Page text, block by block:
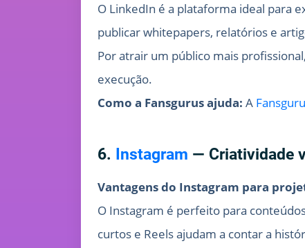
O LinkedIn é a plataforma ideal para
publicar whitepapers, relatórios e
Por atrair um público mais
execução.
Como a Fansgurus ajuda: A
6. Instagram — Criatividade
Vantagens do Instagram para
O Instagram é perfeito para
curtos e Reels ajudam a contar a